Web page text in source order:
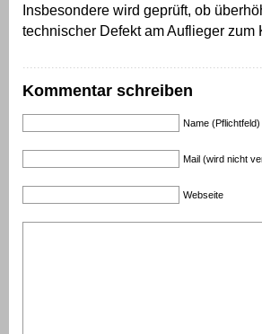
Insbesondere wird geprüft, ob
technischer Defekt am Auflieger
Kommentar schreiben
Name (Pflichtfeld)
Mail (wird nicht
Webseite